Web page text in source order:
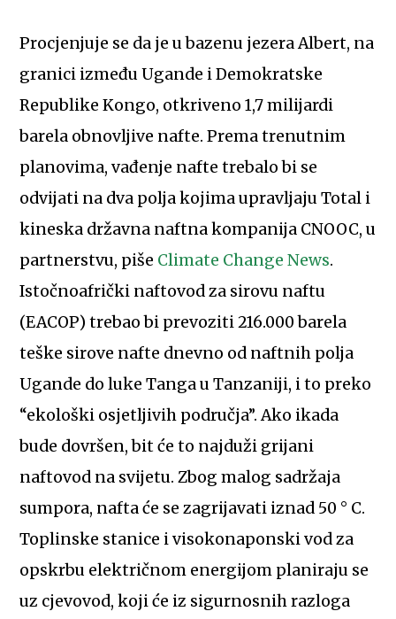
Procjenjuje se da je u bazenu jezera Albert, na
granici između Ugande i Demokratske
Republike Kongo, otkriveno 1,7 milijardi
barela obnovljive nafte. Prema trenutnim
planovima, vađenje nafte trebalo bi se
odvijati na dva polja kojima upravljaju Total i
kineska državna naftna kompanija CNOOC, u
partnerstvu, piše Climate Change News.
Istočnoafrički naftovod za sirovu naftu
(EACOP) trebao bi prevoziti 216.000 barela
teške sirove nafte dnevno od naftnih polja
Ugande do luke Tanga u Tanzaniji, i to preko
“ekološki osjetljivih područja”. Ako ikada
bude dovršen, bit će to najduži grijani
naftovod na svijetu. Zbog malog sadržaja
sumpora, nafta će se zagrijavati iznad 50 ° C.
Toplinske stanice i visokonaponski vod za
opskrbu električnom energijom planiraju se
uz cjevovod, koji će iz sigurnosnih razloga